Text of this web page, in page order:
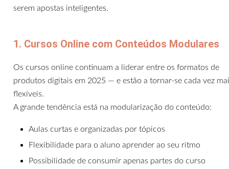
serem apostas inteligentes.
1. Cursos Online com Conteúdos Modulares
Os cursos online continuam a liderar entre os formatos de
produtos digitais em 2025 — e estão a tornar-se cada vez
flexíveis.
A grande tendência está na modularização do conteúdo:
Aulas curtas e organizadas por tópicos
Flexibilidade para o aluno aprender ao seu ritmo
Possibilidade de consumir apenas partes do curso